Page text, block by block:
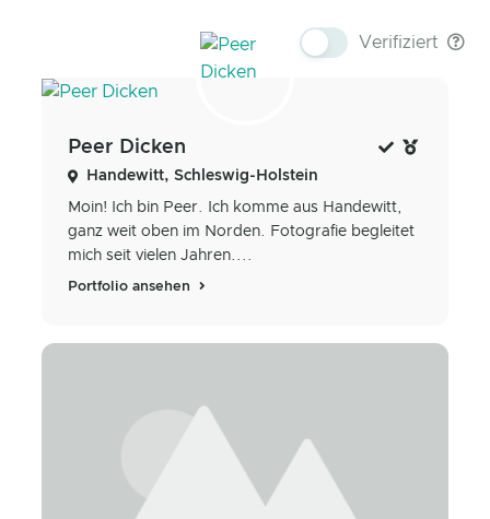
Verifiziert
Peer Dicken
Handewitt, Schleswig-Holstein
Moin! Ich bin Peer. Ich komme aus Handewitt,
ganz weit oben im Norden. Fotografie begleitet
mich seit vielen Jahren....
Portfolio ansehen